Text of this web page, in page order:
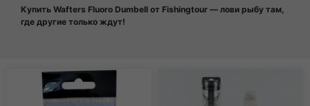
Купить Wafters Fluoro Dumbell от Fishingtour — лови рыбу там,
где другие только ждут!